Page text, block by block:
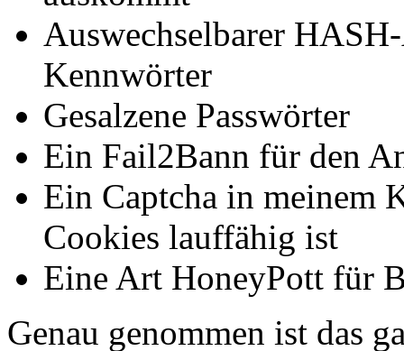
Auswechselbarer
Kennwörter
Gesalzene Passwörter
Ein Fail2Bann für den
Ein Captcha in meinem
Cookies lauffähig ist
Eine Art HoneyPott für
Genau genommen ist das